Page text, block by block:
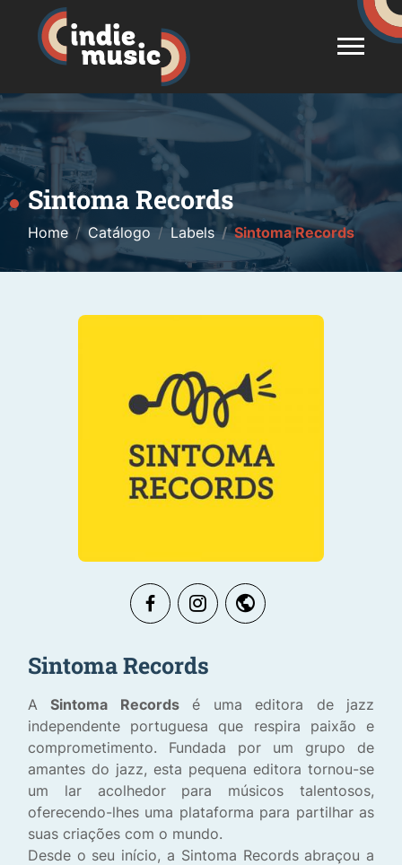
Sintoma Records
Home Catálogo Labels Sintoma Records
Sintoma Records
ASintoma Recordsé uma editora de jazz
independente portuguesa que respira paixão e
comprometimento. Fundada por um grupo de
amantes do jazz, esta pequena editora tornou-se
um lar acolhedor para músicos talentosos,
oferecendo-lhes uma plataforma para partilhar as
suas criações com o mundo.
Desde o seu início, a Sintoma Records abraçou a